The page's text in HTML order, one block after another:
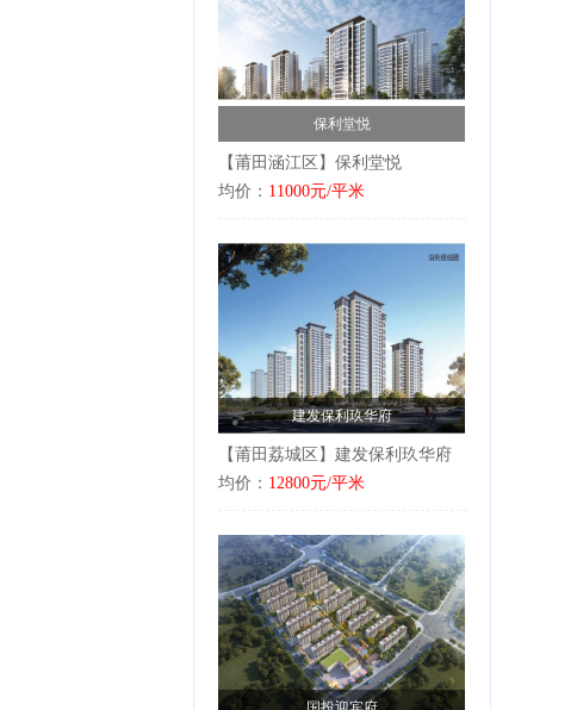
保利堂悦
【莆田涵江区】保利堂悦
均价： 11000元/平米
建发保利玖华府
【莆田荔城区】建发保利玖华府
均价： 12800元/平米